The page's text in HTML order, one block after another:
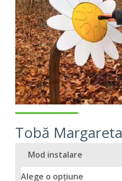
Tobă Margareta
Mod instalare